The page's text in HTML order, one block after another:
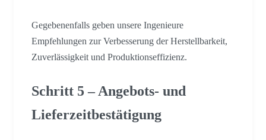
Gegebenenfalls geben unsere Ingenieure
Empfehlungen zur Verbesserung der Herstellbarkeit,
Zuverlässigkeit und Produktionseffizienz.
Schritt 5 – Angebots- und
Lieferzeitbestätigung